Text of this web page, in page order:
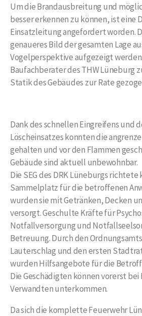
Um die Brandausbreitung und
besser erkennen zu können, ist eine
Einsatzleitung angefordert worden.
genaueres Bild der gesamten Lage
Vogelperspektive aufgezeigt
Baufachberater des THW Lüneburg
Statik des Gebäudes zur Rate
Dank des schnellen Eingreifens und
Löscheinsatzes konnten die
gehalten und vor den Flammen
Gebäude sind aktuell unbewohnbar.
Die SEG des DRK Lüneburgs
Sammelplatz für die betroffenen
wurden sie mit Getränken, Decken
versorgt. Geschulte Kräfte für
Notfallversorgung und
Betreuung. Durch den
Lauterschlag und den ersten
wurden Hilfsangebote für die
Die Geschädigten können vorerst
Verwandten unterkommen.
Da sich die komplette Feuerwehr